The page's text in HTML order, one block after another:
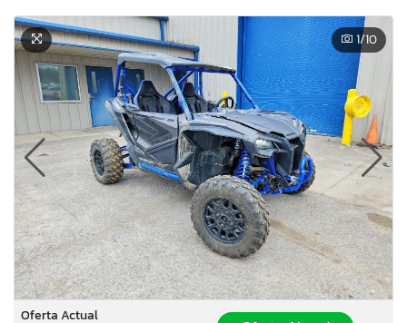
1/10
Oferta Actual